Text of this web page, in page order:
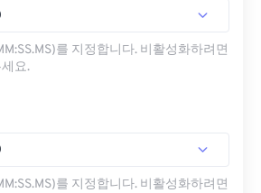
를 지정합니다. 비활성화하려면
요.
를 지정합니다. 비활성화하려면